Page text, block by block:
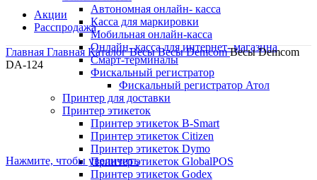
Автономная онлайн- касса
Касса для маркировки
Мобильная онлайн-касса
Онлайн- касса для интернет- магазина
Смарт-терминалы
Фискальный регистратор
Фискальный регистратор Атол
Принтер для доставки
Принтер этикеток
Принтер этикеток B-Smart
Принтер этикеток Citizen
Принтер этикеток Dymo
Принтер этикеток GlobalPOS
Принтер этикеток Godex
Акции
Расспродажа
Главная Главная КаталогВесыВесы DemcomВесы Demcom
DA-124
Нажмите, чтобы увеличить